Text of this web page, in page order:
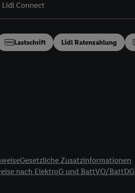
Lidl Connect
Lastschrift Lidl Ratenzahlung
Gesetzliche Zusatzinformationen
nach ElektroG und BattVO/BattDG
einen Klick auf
sämtlicher
Ihre Einwilligung
für Werbung und
und
Quellen,